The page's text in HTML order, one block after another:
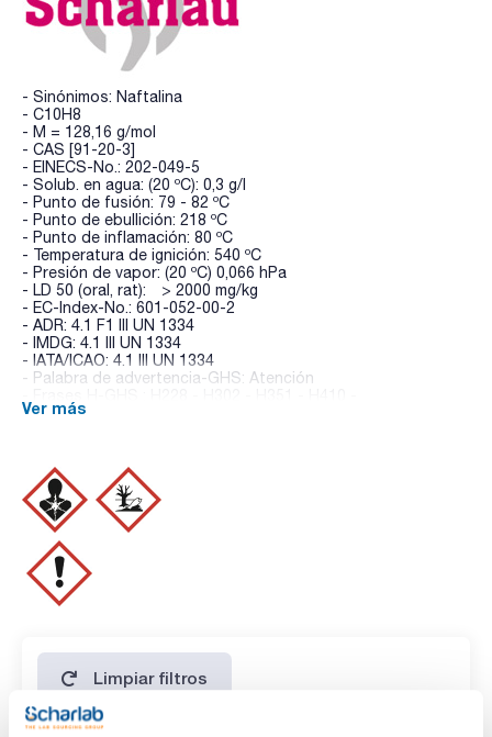
- Sinónimos: Naftalina
- C10H8
- M = 128,16 g/mol
- CAS [91-20-3]
- EINECS-No.: 202-049-5
- Solub. en agua: (20 ºC): 0,3 g/l
- Punto de fusión: 79 - 82 ºC
- Punto de ebullición: 218 ºC
- Punto de inflamación: 80 ºC
- Temperatura de ignición: 540 ºC
- Presión de vapor: (20 ºC) 0,066 hPa
- LD 50 (oral, rat): > 2000 mg/kg
- EC-Index-No.: 601-052-00-2
- ADR: 4.1 F1 III UN 1334
- IMDG: 4.1 III UN 1334
- IATA/ICAO: 4.1 III UN 1334
- Palabra de advertencia-GHS: Atención
- Frases P-GHS: P280 - P273 - P301+P312 - P308+P313 -
ESPECIFICACIONES
contenido (G.C.): min. 99,5 %
identidad (IR-spectrum): pasa test
resíduo de calcinación : max. 0,01 %
agua (K.F.): max. 0,2 %
Ver más
Limpiar filtros